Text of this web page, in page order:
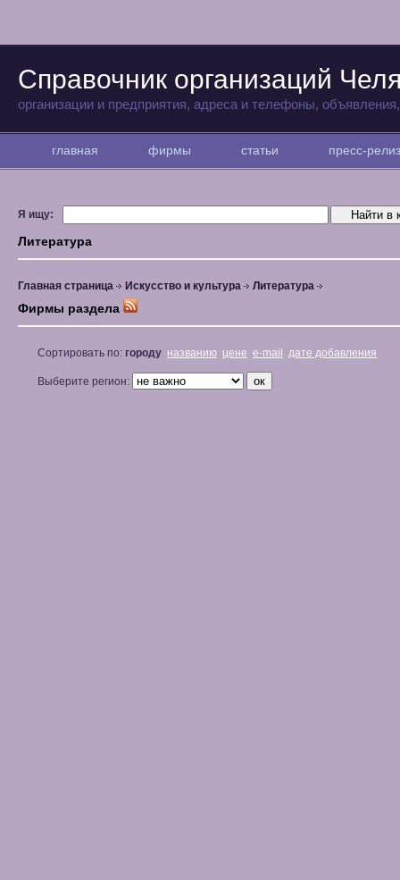
Справочник организаций
организации и предприятия, адреса и телефоны,
главная фирмы статьи пресс-
Я ищу:
Литература
Главная страница Искусство и культура Литература
Фирмы раздела
Сортировать по: городу названию цене e-mail дате добавления
Выберите регион: